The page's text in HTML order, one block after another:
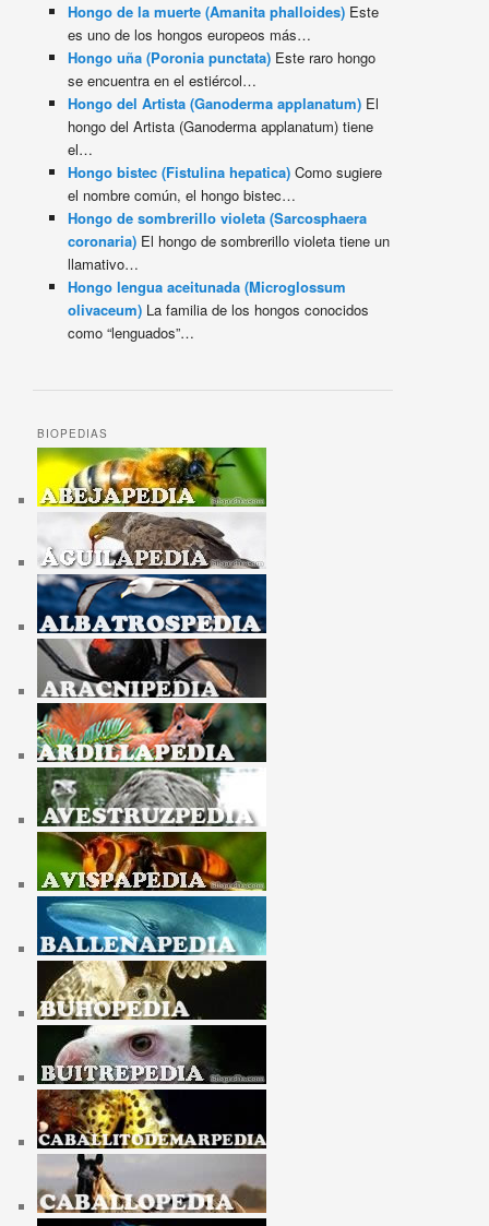
Hongo de la muerte (Amanita phalloides) Este
es uno de los hongos europeos más…
Hongo uña (Poronia punctata) Este raro hongo
se encuentra en el estiércol…
Hongo del Artista (Ganoderma applanatum) El
hongo del Artista (Ganoderma applanatum) tiene
el…
Hongo bistec (Fistulina hepatica) Como sugiere
el nombre común, el hongo bistec…
Hongo de sombrerillo violeta (Sarcosphaera
coronaria) El hongo de sombrerillo violeta tiene un
llamativo…
Hongo lengua aceitunada (Microglossum
olivaceum) La familia de los hongos conocidos
como “lenguados”…
BIOPEDIAS